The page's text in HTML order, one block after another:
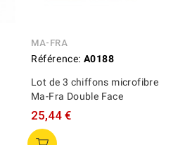
MA-FRA
Référence: A0188
Lot de 3 chiffons microfibre
Ma-Fra Double Face
25,44 €